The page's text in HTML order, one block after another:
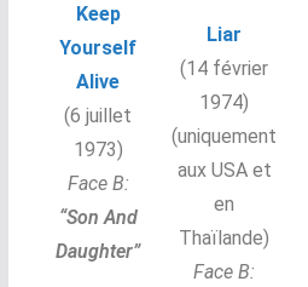
Keep
Yourself
Alive
(6 juillet
1973)
Face B:
“Son And
Daughter”
Liar
(14 février
1974)
(uniquement
aux USA et
en
Thaïlande)
Face B: